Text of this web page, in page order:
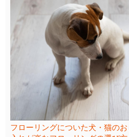
フローリングについた犬・猫の